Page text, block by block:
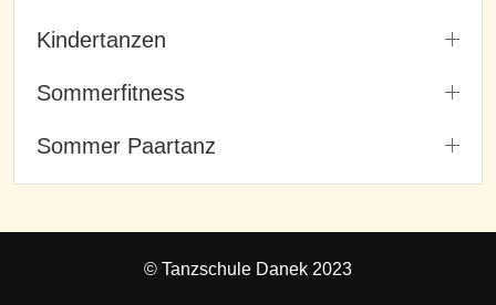
Kindertanzen
Sommerfitness
Sommer Paartanz
© Tanzschule Danek 2023